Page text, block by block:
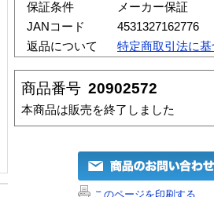
保証条件
メーカー保証
JANコード
4531327162776
返品について
特定商取引法に
商品番号 20902572
本商品は販売を終了しました
このページを印刷する